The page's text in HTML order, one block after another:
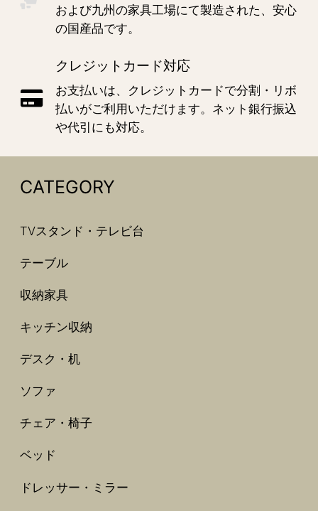
および九州の家具工場にて製造された、安心
の国産品です。
クレジットカード対応
お支払いは、クレジットカードで分割・リボ
払いがご利用いただけます。ネット銀行振込
や代引にも対応。
CATEGORY
TVスタンド・テレビ台
テーブル
収納家具
キッチン収納
デスク・机
ソファ
チェア・椅子
ベッド
ドレッサー・ミラー